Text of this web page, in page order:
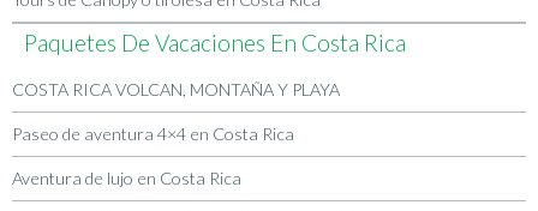
Paquetes De Vacaciones En Costa Rica
COSTA RICA VOLCAN, MONTAÑA Y PLAYA
Paseo de aventura 4×4 en Costa Rica
Aventura de lujo en Costa Rica